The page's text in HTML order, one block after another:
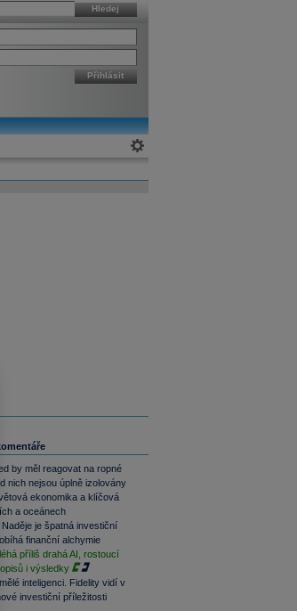
Hledej
Přihlásit
by měl reagovat na ropné
nich nejsou úplně izolovány
ekonomika a klíčová
a oceánech
je špatná investiční
finanční alchymie
příliš drahá AI, rostoucí
i výsledky
inteligenci. Fidelity vidí v
investiční příležitosti